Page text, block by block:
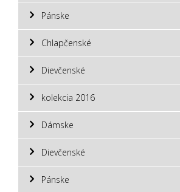
Pánske
Chlapčenské
Dievčenské
kolekcia 2016
Dámske
Dievčenské
Pánske